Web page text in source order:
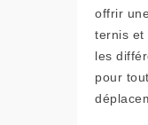
offrir
ternis et
les
pour